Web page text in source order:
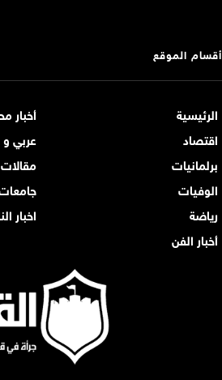
أقسام الموقع
الرئيسية
أخبار
اقتصاد
عربي
برلمانيات
مقالات
الوفيات
رياضة
اخبار
أخبار الفن